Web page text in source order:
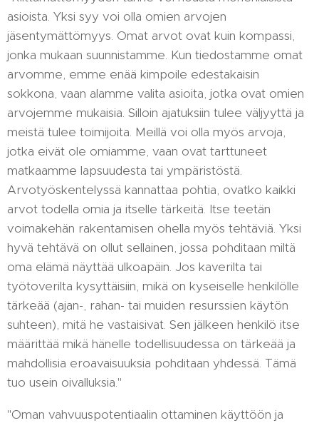
asioista. Yksi syy voi olla omien arvojen
jäsentymättömyys. Omat arvot ovat kuin kompassi,
jonka mukaan suunnistamme. Kun tiedostamme omat
arvomme, emme enää kimpoile edestakaisin
sokkona, vaan alamme valita asioita, jotka ovat omien
arvojemme mukaisia. Silloin ajatuksiin tulee väljyyttä ja
meistä tulee toimijoita. Meillä voi olla myös arvoja,
jotka eivät ole omiamme, vaan ovat tarttuneet
matkaamme lapsuudesta tai ympäristöstä.
Arvotyöskentelyssä kannattaa pohtia, ovatko kaikki
arvot todella omia ja itselle tärkeitä. Itse teetän
voimakehän rakentamisen ohella myös tehtäviä. Yksi
hyvä tehtävä on ollut sellainen, jossa pohditaan miltä
oma elämä näyttää ulkoapäin. Jos kaverilta tai
työtoverilta kysyttäisiin, mikä on kyseiselle henkilölle
tärkeää (ajan-, rahan- tai muiden resurssien käytön
suhteen), mitä he vastaisivat. Sen jälkeen henkilö itse
määrittää mikä hänelle todellisuudessa on tärkeää ja
mahdollisia eroavaisuuksia pohditaan yhdessä. Tämä
tuo usein oivalluksia."
"Oman vahvuuspotentiaalin ottaminen käyttöön ja